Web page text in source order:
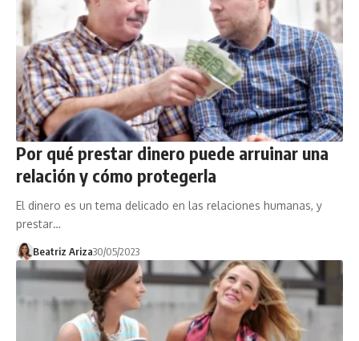
Por qué prestar dinero puede arruinar una
relación y cómo protegerla
El dinero es un tema delicado en las relaciones humanas, y
prestar…
Beatriz Ariza30/05/2023